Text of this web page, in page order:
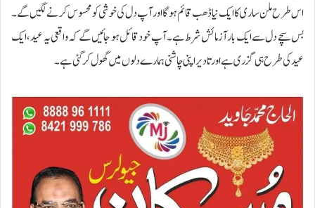
اس طرح ملن ساری کا ایک نیا ڈھب قائم ہو گا اور آپ دل کی خوشی کو محسوس کرنے لگیں گے۔
بس سچے دل سے ایک بار آزمائش شرط ہے۔ آپ خود قائل ہو جائیں گے کہ واقعی یہ عید، ایک
عید کی طرح ہی گزری ہے اور تا دیر اپنی چاشنی ہمارے دلوں میں گھول کر گئی ہے۔